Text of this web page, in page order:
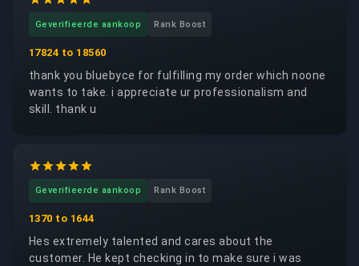
Geverifieerde aankoop Rank Boost
17824 to 18560
thank you bluebyce for fulfilling my order which noone
wants to take. i appreciate ur professionalism and
skill. thank u
Geverifieerde aankoop Rank Boost
1370 to 1644
Hes extremely talented and cares about the
customer. He kept checking in to make sure i was